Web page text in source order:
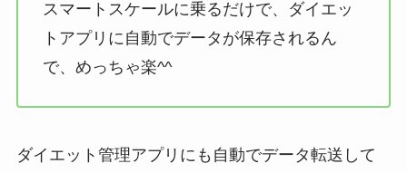
スマートスケールに乗るだけで、ダイエッ
トアプリに自動でデータが保存されるん
で、めっちゃ楽^^
ダイエット管理アプリにも自動でデータ転送して